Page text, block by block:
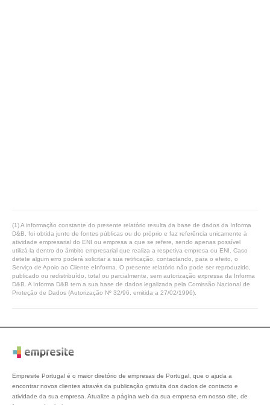
(1) A informação constante do presente relatório resulta da base de dados da Informa
D&B, foi obtida junto de fontes públicas ou do próprio e faz referência unicamente à
atividade empresarial do ENI ou empresa a que se refere, sendo apenas possível
utilizá-la dentro do âmbito empresarial que realiza a respetiva empresa ou ENI. Caso
detete algum erro poderá solicitar a sua retificação, contactando, para o efeito, o
Serviço de Apoio ao Cliente eInforma. O presente relatório não pode ser reproduzido,
publicado ou redistribuído, total ou parcialmente, sem autorização expressa da Informa
D&B. A Informa D&B tem a sua base de dados legalizada pela Comissão Nacional de
Proteção de Dados (Autorização Nº 32/96, emitida a 27/02/1996).
Empresite Portugal é o maior diretório de empresas de Portugal, que o ajuda a
encontrar novos clientes através da publicação gratuita dos dados de contacto e
atividade da sua empresa. Atualize a página web da sua empresa em nosso site, de